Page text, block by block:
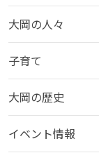
大岡の人々
子育て
大岡の歴史
イベント情報